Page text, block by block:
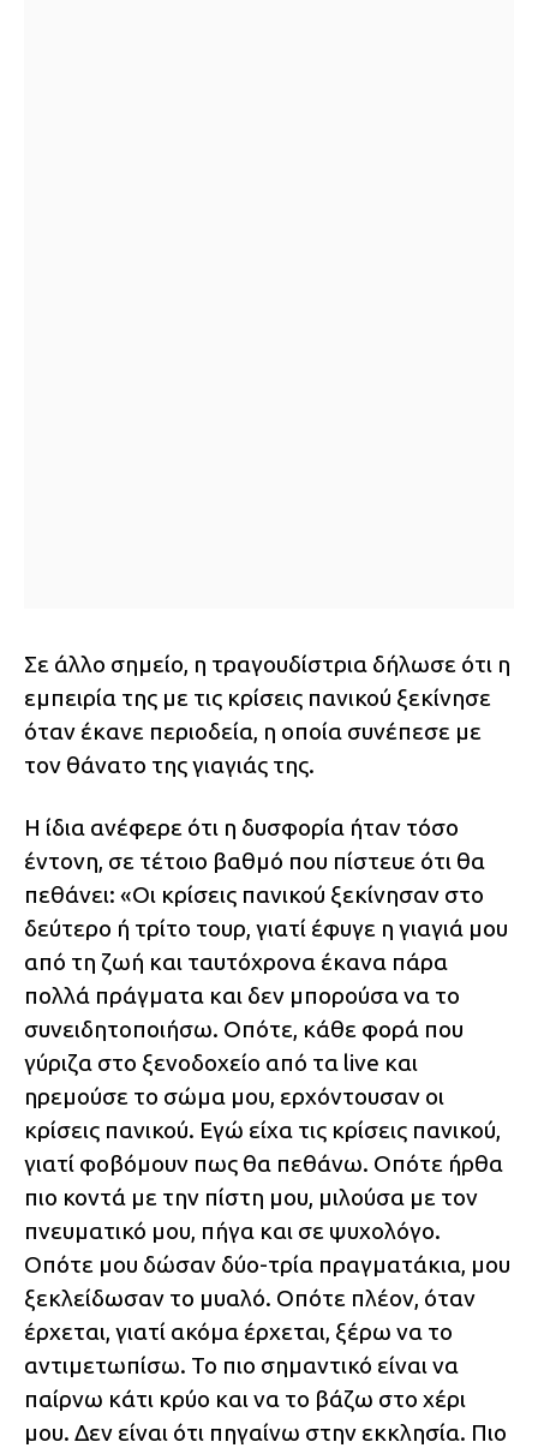
Σε άλλο σημείο, η τραγουδίστρια δήλωσε ότι η
εμπειρία της με τις κρίσεις πανικού ξεκίνησε
όταν έκανε περιοδεία, η οποία συνέπεσε με
τον θάνατο της γιαγιάς της.
Η ίδια ανέφερε ότι η δυσφορία ήταν τόσο
έντονη, σε τέτοιο βαθμό που πίστευε ότι θα
πεθάνει: «Οι κρίσεις πανικού ξεκίνησαν στο
δεύτερο ή τρίτο τουρ, γιατί έφυγε η γιαγιά μου
από τη ζωή και ταυτόχρονα έκανα πάρα
πολλά πράγματα και δεν μπορούσα να το
συνειδητοποιήσω. Οπότε, κάθε φορά που
γύριζα στο ξενοδοχείο από τα live και
ηρεμούσε το σώμα μου, ερχόντουσαν οι
κρίσεις πανικού. Εγώ είχα τις κρίσεις πανικού,
γιατί φοβόμουν πως θα πεθάνω. Οπότε ήρθα
πιο κοντά με την πίστη μου, μιλούσα με τον
πνευματικό μου, πήγα και σε ψυχολόγο.
Οπότε μου δώσαν δύο-τρία πραγματάκια, μου
ξεκλείδωσαν το μυαλό. Οπότε πλέον, όταν
έρχεται, γιατί ακόμα έρχεται, ξέρω να το
αντιμετωπίσω. Το πιο σημαντικό είναι να
παίρνω κάτι κρύο και να το βάζω στο χέρι
μου. Δεν είναι ότι πηγαίνω στην εκκλησία. Πιο